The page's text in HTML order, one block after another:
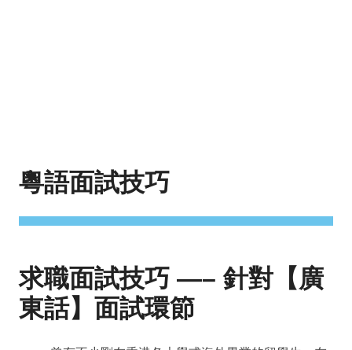
粵語面試技巧
求職面試技巧 —– 針對【廣
東話】面試環節